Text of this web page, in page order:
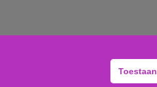
Toestaan